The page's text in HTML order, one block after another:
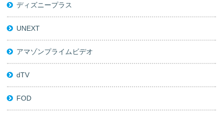
ディズニープラス
UNEXT
アマゾンプライムビデオ
dTV
FOD